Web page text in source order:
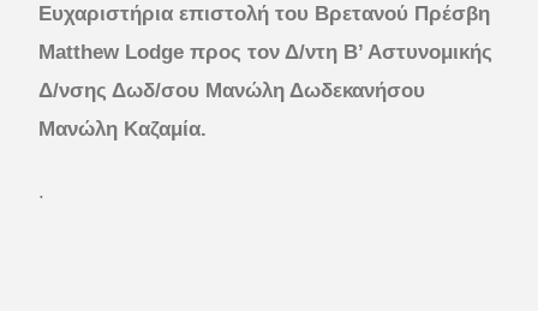
Ευχαριστήρια επιστολή του Βρετανού Πρέσβη
Matthew Lodge προς τον Δ/ντη Β’ Αστυνομικής
Δ/νσης Δωδ/σου Μανώλη Δωδεκανήσου
Μανώλη Καζαμία.
.